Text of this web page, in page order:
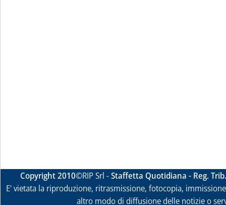
Copyright 2010©RIP Srl -Staffetta Quotidiana - Reg.
E' vietata la riproduzione, ritrasmissione, fotocopia,
altro modo di diffusione delle notizie o